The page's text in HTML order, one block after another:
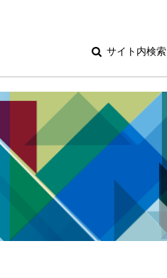
サイト内検索